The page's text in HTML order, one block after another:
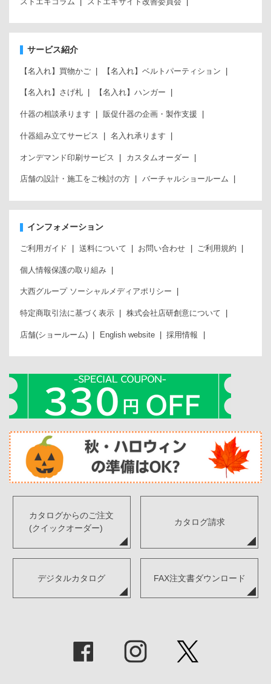
サービス紹介
【名入れ】買物かご 【名入れ】ベルトパーティション
【名入れ】さげ札 【名入れ】ハンガー
什器の相談承ります 販促什器の企画・製作支援
什器組み立てサービス 名入れ承ります
オンデマンド印刷サービス カスタムオーダー
店舗の設計・施工をご検討の方 バーチャルショールーム
インフォメーション
ご利用ガイド 送料について お問い合わせ ご利用規約
個人情報保護の取り組み
大西グループ ソーシャルメディアポリシー
特定商取引法に基づく表示 株式会社店研創意について
店舗(ショールーム) English website 採用情報
カタログからのご注文
(クイックオーダー)
カタログ請求
デジタルカタログ FAX注文書ダウンロード